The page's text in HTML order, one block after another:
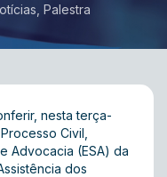
Palestra
nesta terça-
Civil,
Advocacia (ESA) da
dos